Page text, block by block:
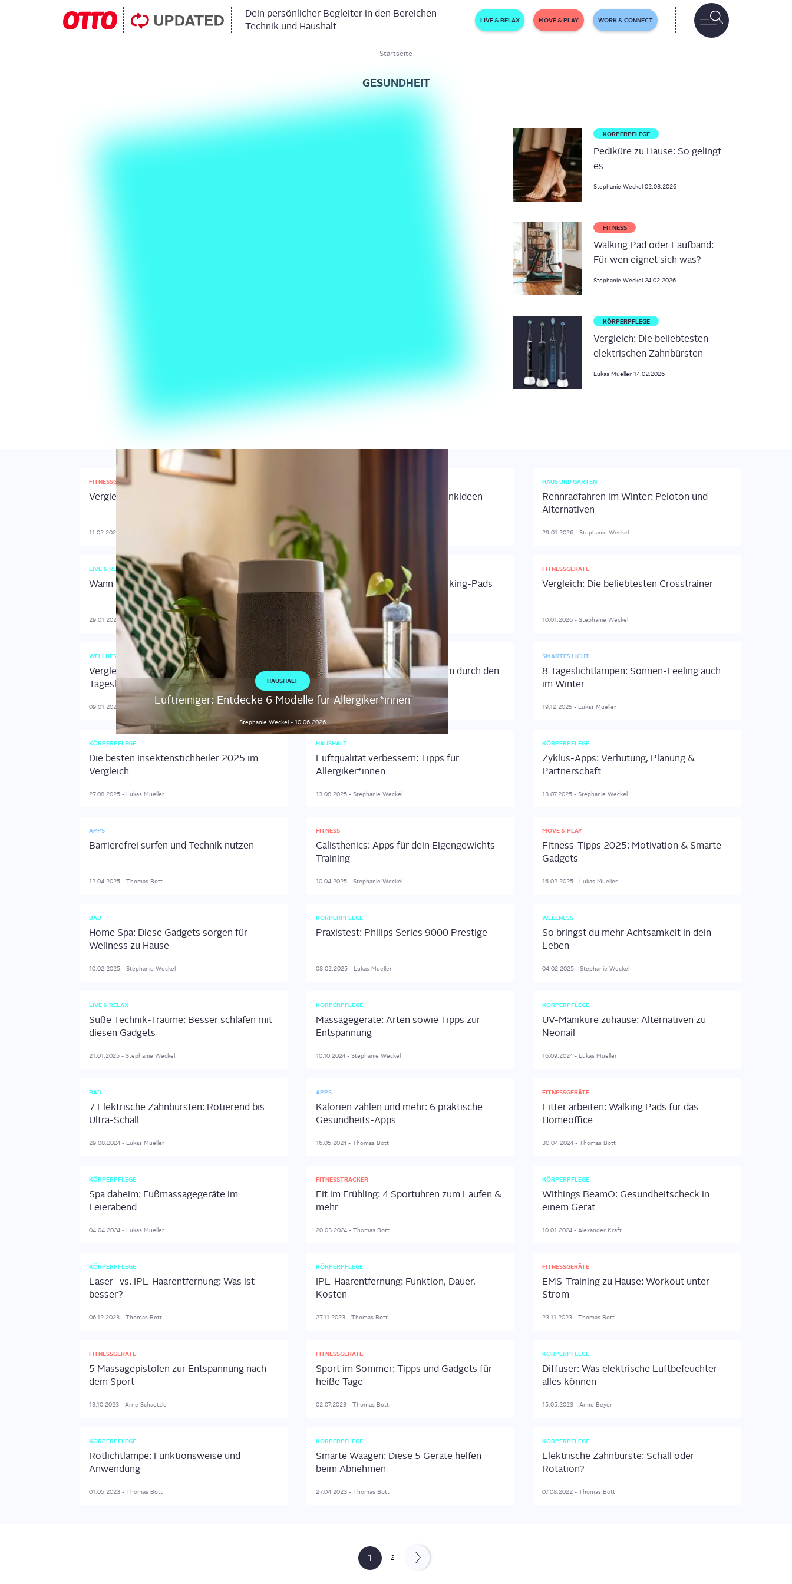
Dein persönlicher Begleiter in den Bereichen
Technik und Haushalt
LIVE & RELAX MOVE & PLAY WORK & CONNECT
Startseite
GESUNDHEIT
HAUSHALT
Luftreiniger: Entdecke 6 Modelle für Allergiker*innen
Stephanie Weckel - 10.06.2026
KÖRPERPFLEGE
Pediküre zu Hause: So gelingt
es
Stephanie Weckel 02.03.2026
FITNESS
Walking Pad oder Laufband:
Für wen eignet sich was?
Stephanie Weckel 24.02.2026
KÖRPERPFLEGE
Vergleich: Die beliebtesten
elektrischen Zahnbürsten
Lukas Mueller 14.02.2026
FITNESSGERÄTE
Vergleich: Die beliebtesten EMS-Trainer
11.02.2026
Beliebte Valentinstags-Geschenkideen
31.01.2026
HAUS UND GARTEN
Rennradfahren im Winter: Peloton und
Alternativen
29.01.2026-StephanieWeckel
LIVE & RELAX
Wann brauche ich einen Luftreiniger?
29.01.2026-Stephanie Weckel
FITNESSGERÄTE
Vergleich: Die beliebtesten Walking-Pads
20.01.2026- Weckel
FITNESSGERÄTE
Vergleich: Die beliebtesten Crosstrainer
10.01.2026-StephanieWeckel
WELLNESS
Vergleich: Die beliebtesten
Tageslichtlampen
09.01.2026
KÖRPERPFLEGE
Heizdecken & Heizkissen: Warm durch den
Winter
Stephanie
SMARTES LICHT
8 Tageslichtlampen: Sonnen-Feeling auch
im Winter
19.12.2025- Lukas Mueller
KÖRPERPFLEGE
Die besten Insektenstichheiler 2025 im
Vergleich
27.08.2025 - Lukas Mueller
HAUSHALT
Luftqualität verbessern: Tipps für
Allergiker*innen
13.08.2025 - Stephanie Weckel
KÖRPERPFLEGE
Zyklus-Apps: Verhütung, Planung &
Partnerschaft
13.07.2025-StephanieWeckel
APPS
Barrierefrei surfen und Technik nutzen
12.04.2025 - Thomas Bott
FITNESS
Calisthenics: Apps für dein Eigengewichts-
Training
10.04.2025 - Stephanie Weckel
MOVE & PLAY
Fitness-Tipps 2025: Motivation & Smarte
Gadgets
16.02.2025- Lukas Mueller
BAD
Home Spa: Diese Gadgets sorgen für
Wellness zu Hause
10.02.2025 - Stephanie Weckel
KÖRPERPFLEGE
Praxistest: Philips Series 9000 Prestige
08.02.2025 - Lukas Mueller
WELLNESS
So bringst du mehr Achtsamkeit in dein
Leben
04.02.2025-StephanieWeckel
LIVE & RELAX
Süße Technik-Träume: Besser schlafen mit
diesen Gadgets
21.01.2025 - Stephanie Weckel
KÖRPERPFLEGE
Massagegeräte: Arten sowie Tipps zur
Entspannung
10.10.2024 - Stephanie Weckel
KÖRPERPFLEGE
UV-Maniküre zuhause: Alternativen zu
Neonail
16.09.2024- Lukas Mueller
BAD
7 Elektrische Zahnbürsten: Rotierend bis
Ultra-Schall
29.08.2024 - Lukas Mueller
APPS
Kalorien zählen und mehr: 6 praktische
Gesundheits-Apps
16.05.2024 - Thomas Bott
FITNESSGERÄTE
Fitter arbeiten: Walking Pads für das
Homeoffice
30.04.2024-Thomas Bott
KÖRPERPFLEGE
Spa daheim: Fußmassagegeräte im
Feierabend
04.04.2024 - Lukas Mueller
FITNESSTRACKER
Fit im Frühling: 4 Sportuhren zum Laufen &
mehr
20.03.2024 - Thomas Bott
KÖRPERPFLEGE
Withings BeamO: Gesundheitscheck in
einem Gerät
10.01.2024-Alexander Kraft
KÖRPERPFLEGE
Laser- vs. IPL-Haarentfernung: Was ist
besser?
06.12.2023 - Thomas Bott
KÖRPERPFLEGE
IPL-Haarentfernung: Funktion, Dauer,
Kosten
27.11.2023 - Thomas Bott
FITNESSGERÄTE
EMS-Training zu Hause: Workout unter
Strom
23.11.2023-Thomas Bott
FITNESSGERÄTE
5 Massagepistolen zur Entspannung nach
dem Sport
13.10.2023 - Arne Schaetzle
FITNESSGERÄTE
Sport im Sommer: Tipps und Gadgets für
heiße Tage
02.07.2023 - Thomas Bott
KÖRPERPFLEGE
Diffuser: Was elektrische Luftbefeuchter
alles können
15.05.2023-Anne Beyer
KÖRPERPFLEGE
Rotlichtlampe: Funktionsweise und
Anwendung
01.05.2023 - Thomas Bott
KÖRPERPFLEGE
Smarte Waagen: Diese 5 Geräte helfen
beim Abnehmen
27.04.2023 - Thomas Bott
KÖRPERPFLEGE
Elektrische Zahnbürste: Schall oder
Rotation?
07.08.2022-Thomas Bott
1 2 »